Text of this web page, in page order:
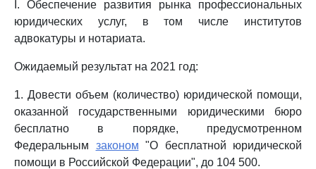
I. Обеспечение развития рынка профессиональных
юридических услуг, в том числе институтов
адвокатуры и нотариата.
Ожидаемый результат на 2021 год:
1. Довести объем (количество) юридической помощи,
оказанной государственными юридическими бюро
бесплатно в порядке, предусмотренном
Федеральным законом "О бесплатной юридической
помощи в Российской Федерации", до 104 500.